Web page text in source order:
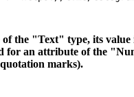
the "Text" type, its value
for an attribute of the
marks).